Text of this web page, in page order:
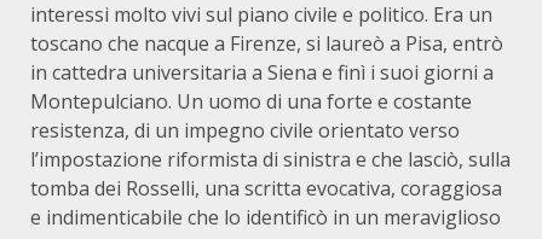
interessi molto vivi sul piano civile e politico. Era un
toscano che nacque a Firenze, si laureò a Pisa, entrò
in cattedra universitaria a Siena e finì i suoi giorni a
Montepulciano. Un uomo di una forte e costante
resistenza, di un impegno civile orientato verso
l’impostazione riformista di sinistra e che lasciò, sulla
tomba dei Rosselli, una scritta evocativa, coraggiosa
e indimenticabile che lo identificò in un meraviglioso